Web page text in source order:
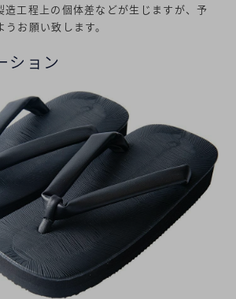
造工程上の個体差などが生じますが、予
お願い致します。
ション